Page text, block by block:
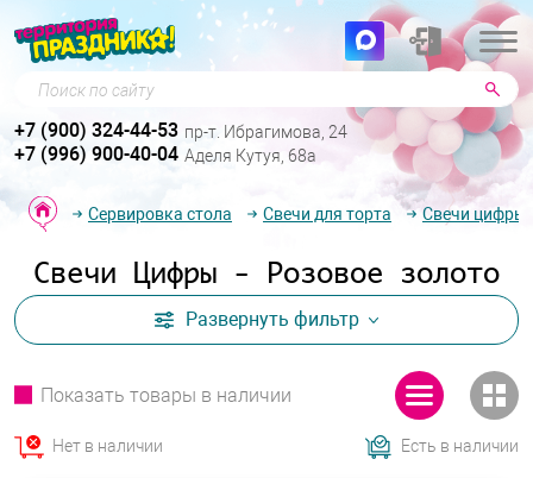
Поиск по сайту
+7 (900) 324-44-53 пр-т. Ибрагимова, 24
+7 (996) 900-40-04 Аделя Кутуя, 68а
Сервировка стола Свечи для торта Свечи цифры
Свечи Цифры - Розовое золото
Развернуть фильтр
Показать товары в наличии
Нет в наличии Есть в наличии